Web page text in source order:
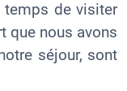
temps de visiter
que nous avons
séjour, sont